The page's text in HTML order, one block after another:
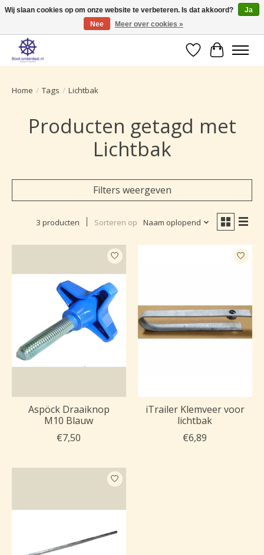
Ruime selectie producten voor uw boot onderhoud.
Verlanglijst
Home / Tags / Lichtbak
Producten getagd met
Lichtbak
Filters weergeven
3 producten Sorteren op Naam oplopend
Aspöck Draaiknop
M10 Blauw
€7,50
iTrailer Klemveer voor
lichtbak
€6,89
Wij slaan cookies op om onze website te verbeteren. Is dat akkoord?
Ja
Nee
Meer over cookies »